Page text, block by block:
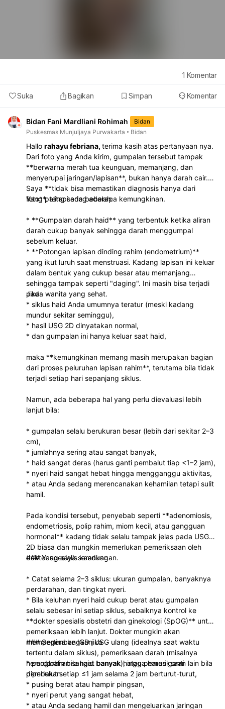
Suka Bagikan Simpan Komentar
1 Komentar
Bidan Fani Mardliani Rohimah
Bidan
Puskesmas Munjuljaya Purwakarta
Bidan
Hallo rahayu febriana, terima kasih atas pertanyaan nya.
Dari foto yang Anda kirim, gumpalan tersebut tampak
**berwarna merah tua keunguan, memanjang, dan
menyerupai jaringan/lapisan**, bukan hanya darah cair.
Saya **tidak bisa memastikan diagnosis hanya dari
foto**, tetapi ada beberapa kemungkinan.
Yang paling sering adalah:
* **Gumpalan darah haid** yang terbentuk ketika aliran
darah cukup banyak sehingga darah menggumpal
sebelum keluar.
* **Potongan lapisan dinding rahim (endometrium)**
yang ikut luruh saat menstruasi. Kadang lapisan ini keluar
dalam bentuk yang cukup besar atau memanjang
sehingga tampak seperti "daging". Ini masih bisa terjadi
pada wanita yang sehat.
Jika:
* siklus haid Anda umumnya teratur (meski kadang
mundur sekitar seminggu),
* hasil USG 2D dinyatakan normal,
* dan gumpalan ini hanya keluar saat haid,
maka **kemungkinan memang masih merupakan bagian
dari proses peluruhan lapisan rahim**, terutama bila tidak
terjadi setiap hari sepanjang siklus.
Namun, ada beberapa hal yang perlu dievaluasi lebih
lanjut bila:
* gumpalan selalu berukuran besar (lebih dari sekitar 2–3
cm),
* jumlahnya sering atau sangat banyak,
* haid sangat deras (harus ganti pembalut tiap <1–2 jam),
* nyeri haid sangat hebat hingga mengganggu aktivitas,
* atau Anda sedang merencanakan kehamilan tetapi sulit
hamil.
Pada kondisi tersebut, penyebab seperti **adenomiosis,
endometriosis, polip rahim, miom kecil, atau gangguan
hormonal** kadang tidak selalu tampak jelas pada USG
2D biasa dan mungkin memerlukan pemeriksaan oleh
dokter spesialis kandungan.
### Yang saya sarankan
* Catat selama 2–3 siklus: ukuran gumpalan, banyaknya
perdarahan, dan tingkat nyeri.
* Bila keluhan nyeri haid cukup berat atau gumpalan
selalu sebesar ini setiap siklus, sebaiknya kontrol ke
**dokter spesialis obstetri dan ginekologi (SpOG)** untuk
pemeriksaan lebih lanjut. Dokter mungkin akan
mempertimbangkan USG ulang (idealnya saat waktu
tertentu dalam siklus), pemeriksaan darah (misalnya
hemoglobin bila haid banyak), atau pemeriksaan lain bila
diperlukan.
### Segera ke IGD jika
* perdarahan sangat banyak hingga harus ganti
pembalut setiap ≤1 jam selama 2 jam berturut-turut,
* pusing berat atau hampir pingsan,
* nyeri perut yang sangat hebat,
* atau Anda sedang hamil dan mengeluarkan jaringan